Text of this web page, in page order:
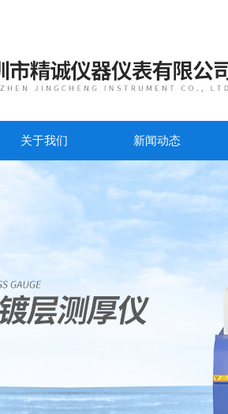
关于我们 新闻动态